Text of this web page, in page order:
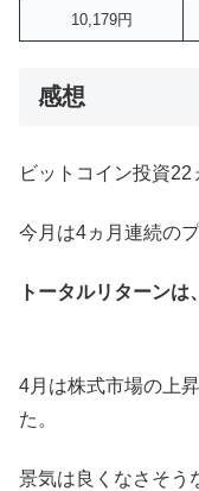
10,179円
感想
ビットコイン投資22
今月は4ヵ月連続の
トータルリターンは
4月は株式市場の上
た。
景気は良くなさそう